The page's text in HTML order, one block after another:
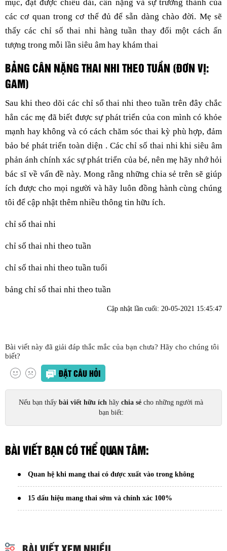
mục, đạt được chiều dài, cân nặng và sự trưởng thành của
các cơ quan trong cơ thể đủ để sẵn dàng chào đời. Mẹ sẽ
thấy các chỉ số thai nhi hàng tuần thay đổi một cách ấn
tượng trong mỗi lần siêu âm hay khám thai
BẢNG CÂN NẶNG THAI NHI THEO TUẦN (ĐƠN VỊ:
GAM)
Sau khi theo dõi các chỉ số thai nhi theo tuần trên đây chắc
hẳn các mẹ đã biết được sự phát triển của con mình có khỏe
mạnh hay không và có cách chăm sóc thai kỳ phù hợp, đảm
bảo bé phát triển toàn diện . Các chỉ số thai nhi khi siêu âm
phản ánh chính xác sự phát triển của bé, nên mẹ hãy nhớ hỏi
bác sĩ về vấn đề này. Mong rằng những chia sẻ trên sẽ giúp
ích được cho mọi người và hãy luôn đồng hành cùng chúng
tôi để cập nhật thêm nhiều thông tin hữu ích.
chỉ số thai nhi
chỉ số thai nhi theo tuần
chỉ số thai nhi theo tuần tuổi
bảng chỉ số thai nhi theo tuần
Cập nhật lần cuối: 20-05-2021 15:45:47
Bài viết này đã giải đáp thắc mắc của bạn chưa? Hãy cho chúng tôi
biết?
ĐẶT CÂU HỎI
Nếu bạn thấy bài viết hữu ích hãy chia sẻ cho những người mà
bạn biết:
BÀI VIẾT BẠN CÓ THỂ QUAN TÂM:
Quan hệ khi mang thai có được xuất vào trong không
15 dấu hiệu mang thai sớm và chính xác 100%